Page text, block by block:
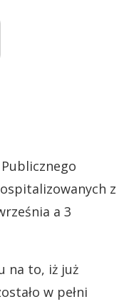
z
a 3
na to, iż już
w pełni